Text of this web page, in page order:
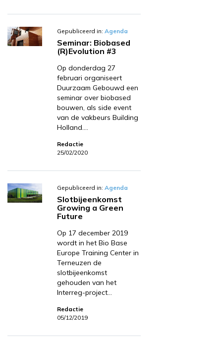
Gepubliceerd in: Agenda
Seminar: Biobased
(R)Evolution #3
Op donderdag 27
februari organiseert
Duurzaam Gebouwd een
seminar over biobased
bouwen, als side event
van de vakbeurs Building
Holland.…
Redactie
25/02/2020
Gepubliceerd in: Agenda
Slotbijeenkomst
Growing a Green
Future
Op 17 december 2019
wordt in het Bio Base
Europe Training Center in
Terneuzen de
slotbijeenkomst
gehouden van het
Interreg-project…
Redactie
05/12/2019